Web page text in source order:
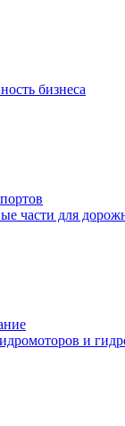
бизнеса
части для
и